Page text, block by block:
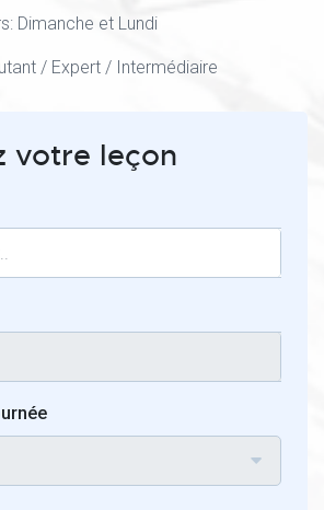
Dimanche et Lundi
/ Expert / Intermédiaire
votre leçon